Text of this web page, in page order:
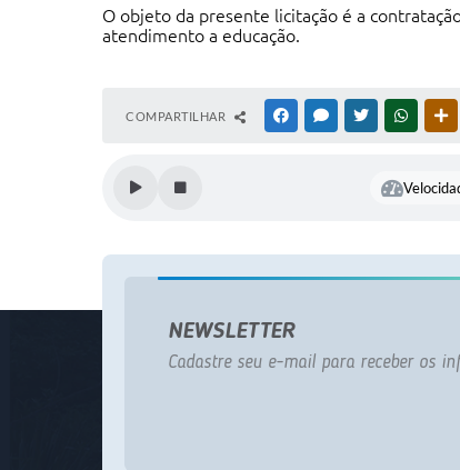
O objeto da presente licitação é a
atendimento a educação.
COMPARTILHAR FACEBOOKMESSENGER
TWITTER
NEWSLETTER
Cadastre seu e-mail para receber os